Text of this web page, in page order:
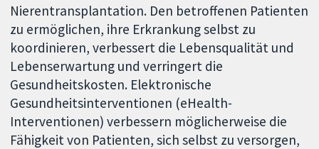
Nierentransplantation. Den betroffenen Patienten
zu ermöglichen, ihre Erkrankung selbst zu
koordinieren, verbessert die Lebensqualität und
Lebenserwartung und verringert die
Gesundheitskosten. Elektronische
Gesundheitsinterventionen (eHealth-
Interventionen) verbessern möglicherweise die
Fähigkeit von Patienten, sich selbst zu versorgen,